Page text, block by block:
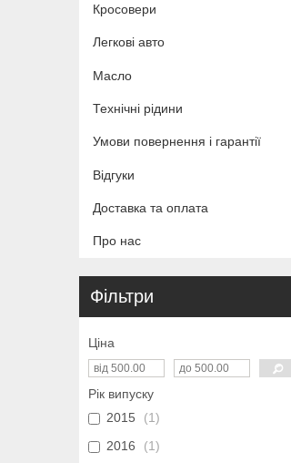
Кросовери
Легкові авто
Масло
Технічні рідини
Умови повернення і гарантії
Відгуки
Доставка та оплата
Про нас
Фільтри
Ціна
Рік випуску
2015
1
2016
1